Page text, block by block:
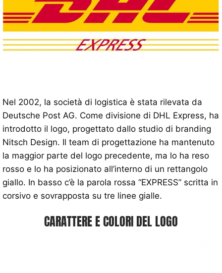
Nel 2002, la società di logistica è stata rilevata da
Deutsche Post AG. Come divisione di DHL Express, ha
introdotto il logo, progettato dallo studio di branding
Nitsch Design. Il team di progettazione ha mantenuto
la maggior parte del logo precedente, ma lo ha reso
rosso e lo ha posizionato all’interno di un rettangolo
giallo. In basso c’è la parola rossa “EXPRESS” scritta in
corsivo e sovrapposta su tre linee gialle.
CARATTERE E COLORI DEL LOGO